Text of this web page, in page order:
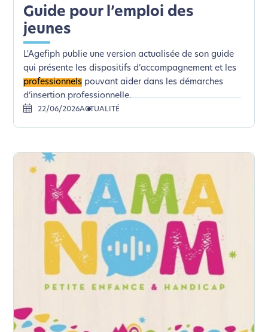
Guide pour l’emploi des
jeunes
L'Agefiph publie une version actualisée de son guide
qui présente les dispositifs d’accompagnement et les
professionnels pouvant aider dans les démarches
d’insertion professionnelle.
22/06/2026ACTUALITÉ